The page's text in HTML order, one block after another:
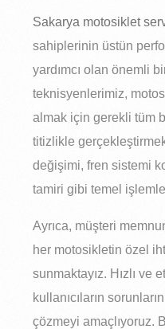
Sakarya motosiklet
sahiplerinin üstün
yardımcı olan önemli
teknisyenlerimiz,
almak için gerekli tüm
titizlikle
değişimi, fren sistemi
tamiri gibi temel
Ayrıca, müşteri
her motosikletin özel
sunmaktayız. Hızlı ve
kullanıcıların
çözmeyi amaçlıyoruz.